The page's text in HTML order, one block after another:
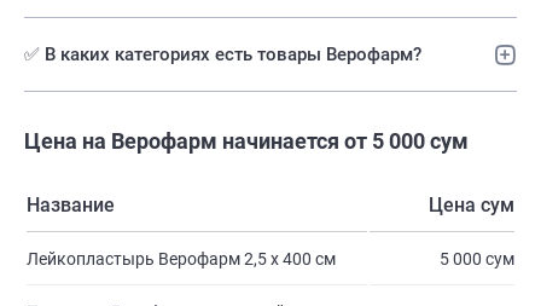
✅ В каких категориях есть товары Верофарм?
Цена на Верофарм начинается от 5 000 сум
Название Цена сум
Лейкопластырь Верофарм 2,5 х 400 см 5 000 сум